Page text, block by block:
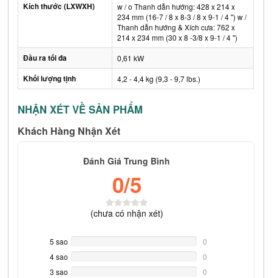
Kích thước (LXWXH)
w / o Thanh dẫn hướng: 428 x 214 x
234 mm (16-7 / 8 x 8-3 / 8 x 9-1 / 4 ") w /
Thanh dẫn hướng & Xích cưa: 762 x
214 x 234 mm (30 x 8 -3/8 x 9-1 / 4 ")
Đầu ra tối đa 0,61 kW
Khối lượng tịnh 4,2 - 4,4 kg (9,3 - 9,7 lbs.)
NHẬN XÉT VỀ SẢN PHẨM
Khách Hàng Nhận Xét
Đánh Giá Trung Bình
0/5
(chưa có nhận xét)
5 sao
Complete
0
4 sao
Complete
0
3 sao
0